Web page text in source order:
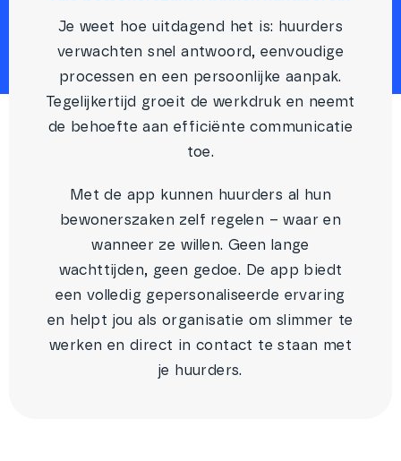
Je weet hoe uitdagend het is: huurders
verwachten snel antwoord, eenvoudige
processen en een persoonlijke aanpak.
Tegelijkertijd groeit de werkdruk en neemt
de behoefte aan efficiënte communicatie
toe.
Met de app kunnen huurders al hun
bewonerszaken zelf regelen – waar en
wanneer ze willen. Geen lange
wachttijden, geen gedoe. De app biedt
een volledig gepersonaliseerde ervaring
en helpt jou als organisatie om slimmer te
werken en direct in contact te staan met
je huurders.